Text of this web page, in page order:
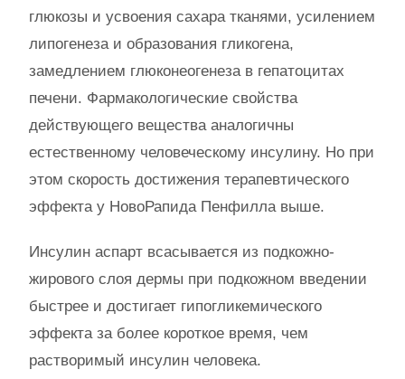
глюкозы и усвоения сахара тканями, усилением
липогенеза и образования гликогена,
замедлением глюконеогенеза в гепатоцитах
печени. Фармакологические свойства
действующего вещества аналогичны
естественному человеческому инсулину. Но при
этом скорость достижения терапевтического
эффекта у НовоРапида Пенфилла выше.
Инсулин аспарт всасывается из подкожно-
жирового слоя дермы при подкожном введении
быстрее и достигает гипогликемического
эффекта за более короткое время, чем
растворимый инсулин человека.